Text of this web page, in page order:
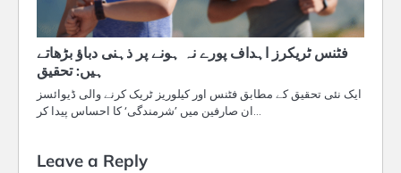
فٹنس ٹریکرز اہداف پورے نہ ہونے پر ذہنی دباؤ بڑھاتے
ہیں: تحقیق
ایک نئی تحقیق کے مطابق فٹنس اور کیلوریز ٹریک کرنے والی ڈیوائسز
ان صارفین میں ’شرمندگی‘ کا احساس پیدا کر…
Leave a Reply